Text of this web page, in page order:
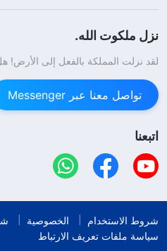
نزل ملكوت الله.
لقد نزلت المملكة بالفعل إلى الأرض!
تواصل معنا عبر Messenger
اتبعنا
شروط الاستخدام الخصوصية
سياسة ملفات تعريف الارتباط